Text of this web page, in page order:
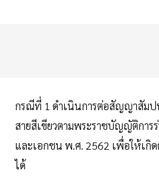
กรณีที่ 1 ดำเนินการต่อสัญญาสัมป
สายสีเขียวตามพระราชบัญญัติการ
และเอกชน พ.ศ. 2562 เพื่อให้เกิด
ได้